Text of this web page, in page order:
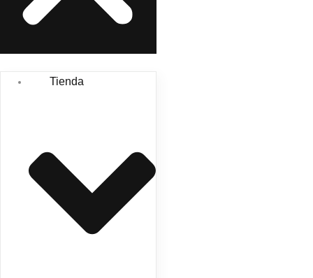
Tienda